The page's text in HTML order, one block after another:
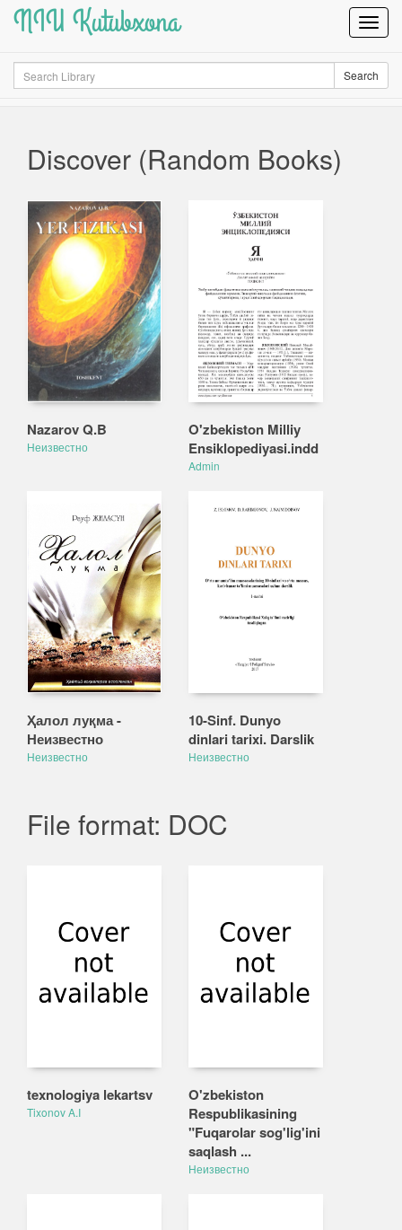
NIU Kutubxona
Search Search
Discover (Random Books)
Nazarov Q.B
Неизвестно
O'zbekiston Milliy
Ensiklopediyasi.indd
Admin
Ҳалол луқма -
Неизвестно
Неизвестно
10-Sinf. Dunyo
dinlari tarixi. Darslik
Неизвестно
File format: DOC
texnologiya lekartsv
Tixonov A.I
O'zbekiston
Respublikasining
"Fuqarolar sog'lig'ini
saqlash ...
Неизвестно